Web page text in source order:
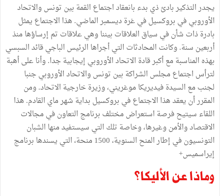
يجدر التذكير بادئ ذي بدء بانعقاد اجتماع القمة بين تونس والاتحاد
الأوروبي في بروكسيل في غرة ديسمبر الماضي. هذا الاجتماع يمثل
بادرة ذات شأن في سياق العلاقات بيننا وهي علاقات تم إرساؤها منذ
أربعين سنة. وكانت المحادثات التي أجراها الرئيس الباجي قائد السبسي
بهذه المناسبة مع أكبر قادة الاتحاد الأوروبي إيجابية جدا. وأنا على أهبة
لترأس اجتماع مجلس الشراكة بين تونس والاتحاد الأوروبي جنبا
لجنب مع السيدة فيديريكا موغريني، وزيرة خارجية الاتحاد. ومن
المقرر أن يعقد هذا الاجتماع في بروكسيل بداية شهر ماي القادم. هذا
اللقاء سيتيح فرصة استعراض مختلف برنامج التعاون في مجالات
الاقتصاد والأمن وغيرها، وخاصة تلك التي سيستفيد منها الشبان
التونسيون في إطار المنح السنوية، 1500 منحة، التي يسندها برنامج
إيراسميس+
وماذا عن الأليكا؟